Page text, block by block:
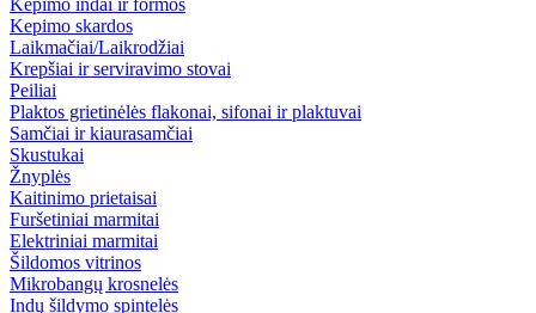
Kepimo indai ir formos
Kepimo skardos
Laikmačiai/Laikrodžiai
Krepšiai ir serviravimo stovai
Peiliai
Plaktos grietinėlės flakonai, sifonai ir plaktuvai
Samčiai ir kiaurasamčiai
Skustukai
Žnyplės
Kaitinimo prietaisai
Furšetiniai marmitai
Elektriniai marmitai
Šildomos vitrinos
Mikrobangų krosnelės
Indų šildymo spintelės